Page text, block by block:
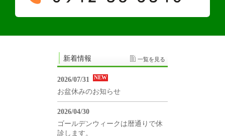
新着情報 一覧を見る
2026/07/31 NEW
お盆休みのお知らせ
2026/04/30
ゴールデンウィークは暦通りで休
診します。